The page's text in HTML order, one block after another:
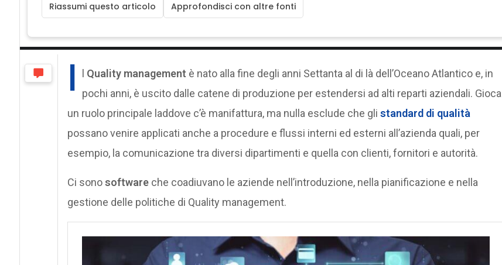
Riassumi questo articolo Approfondisci con altre fonti
I Quality management è nato alla fine degli anni Settanta al di là dell’Oceano Atlantico e, in
pochi anni, è uscito dalle catene di produzione per estendersi ad alti reparti aziendali. Gioca
un ruolo principale laddove c’è manifattura, ma nulla esclude che gli standard di qualità
possano venire applicati anche a procedure e flussi interni ed esterni all’azienda quali, per
esempio, la comunicazione tra diversi dipartimenti e quella con clienti, fornitori e autorità.
Ci sonosoftwareche coadiuvano le aziende nell’introduzione, nella pianificazione e nella
gestione delle politiche di Quality management.